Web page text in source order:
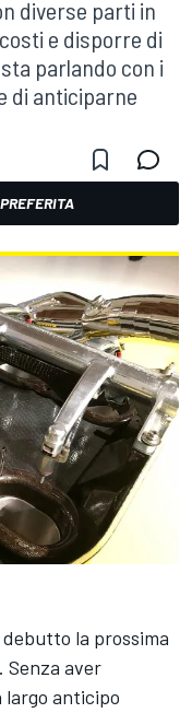
diverse parti in
e disporre di
parlando con i
di anticiparne
la prossima
Senza aver
largo anticipo